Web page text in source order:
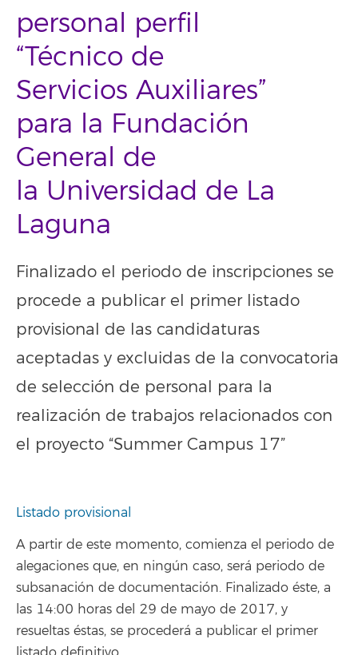
personal perfil
“Técnico de
Servicios Auxiliares”
para la Fundación
General de
la Universidad de La
Laguna
Finalizado el periodo de inscripciones se
procede a publicar el primer listado
provisional de las candidaturas
aceptadas y excluidas de la convocatoria
de selección de personal para la
realización de trabajos relacionados con
el proyecto “Summer Campus 17”
Listado provisional
A partir de este momento, comienza el periodo de
alegaciones que, en ningún caso, será periodo de
subsanación de documentación. Finalizado éste, a
las 14:00 horas del 29 de mayo de 2017, y
resueltas éstas, se procederá a publicar el primer